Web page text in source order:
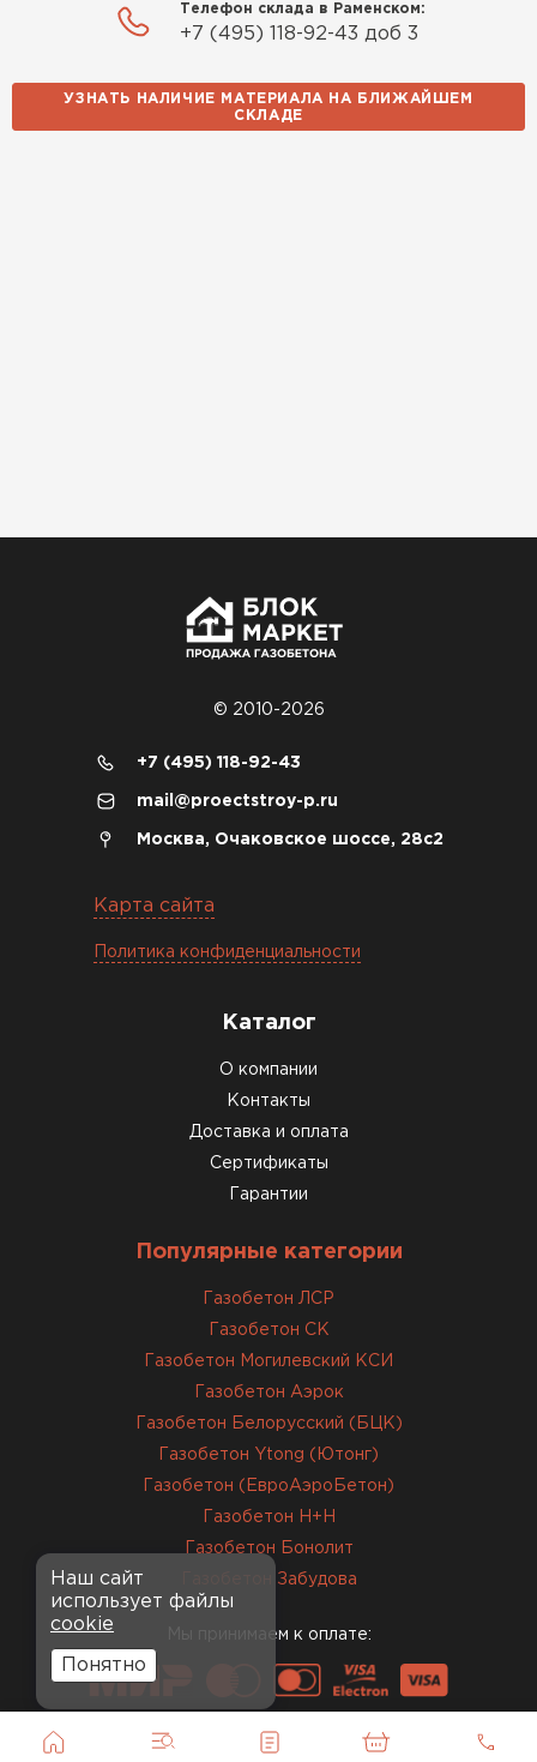
Телефон склада в Раменском:
+7 (495) 118-92-43 доб 3
УЗНАТЬ НАЛИЧИЕ МАТЕРИАЛА НА БЛИЖАЙШЕМ
СКЛАДЕ
© 2010-2026
+7 (495) 118-92-43
mail@proectstroy-p.ru
Москва, Очаковское шоссе, 28с2
Карта сайта
Политика конфиденциальности
Каталог
О компании
Контакты
Доставка и оплата
Сертификаты
Гарантии
Популярные категории
Газобетон ЛСР
Газобетон СК
Газобетон Могилевский КСИ
Газобетон Аэрок
Газобетон Белорусский (БЦК)
Газобетон Ytong (Ютонг)
Газобетон (ЕвроАэроБетон)
Газобетон H+H
Газобетон Бонолит
Газобетон Забудова
Мы принимаем к оплате:
Наш сайт
использует файлы
cookie
Понятно